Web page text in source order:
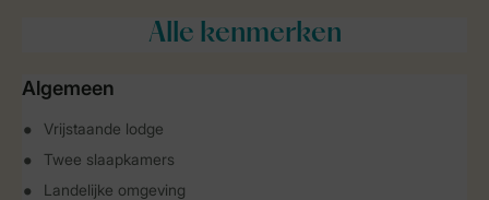
Alle kenmerken
Algemeen
Vrijstaande lodge
Twee slaapkamers
Landelijke omgeving